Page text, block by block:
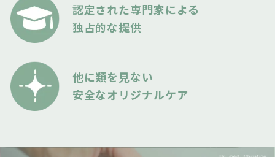
認定された専門家による
独占的な提供
他に類を見ない
安全なオリジナルケア